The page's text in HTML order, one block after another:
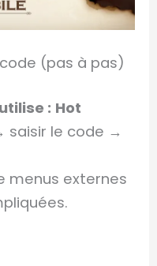
(pas à pas)
: Hot
saisir le code →
menus externes